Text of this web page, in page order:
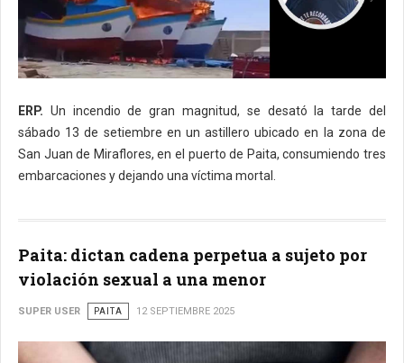
ERP. Un incendio de gran magnitud, se desató la tarde del
sábado 13 de setiembre en un astillero ubicado en la zona de
San Juan de Miraflores, en el puerto de Paita, consumiendo tres
embarcaciones y dejando una víctima mortal.
Paita: dictan cadena perpetua a sujeto por
violación sexual a una menor
SUPER USER PAITA 12 SEPTIEMBRE 2025